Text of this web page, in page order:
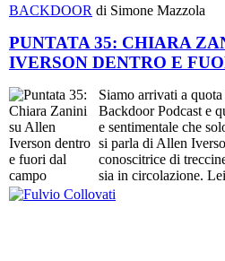
BACKDOOR di Simone Mazzola
PUNTATA 35: CHIARA
IVERSON DENTRO E
Siamo arrivati a
Backdoor Podcast e
e sentimentale che
si parla di Allen
conoscitrice di
sia in circolazione.